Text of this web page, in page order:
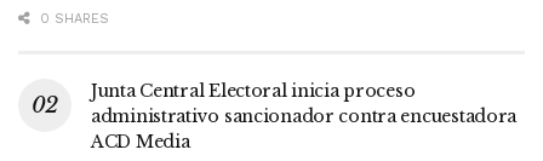
0 SHARES
Junta Central Electoral inicia proceso
administrativo sancionador contra encuestadora
ACD Media